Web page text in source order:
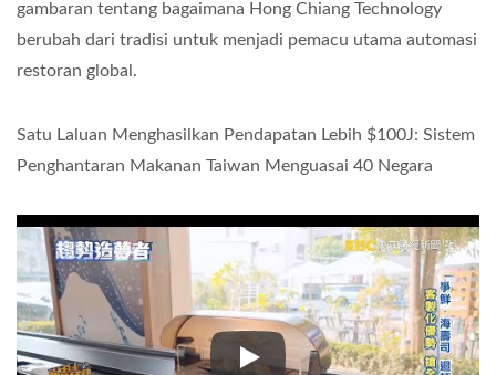
gambaran tentang bagaimana Hong Chiang Technology
berubah dari tradisi untuk menjadi pemacu utama automasi
restoran global.
Satu Laluan Menghasilkan Pendapatan Lebih $100J: Sistem
Penghantaran Makanan Taiwan Menguasai 40 Negara